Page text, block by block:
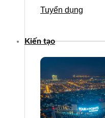
Tuyển dụng
Kiến tạo